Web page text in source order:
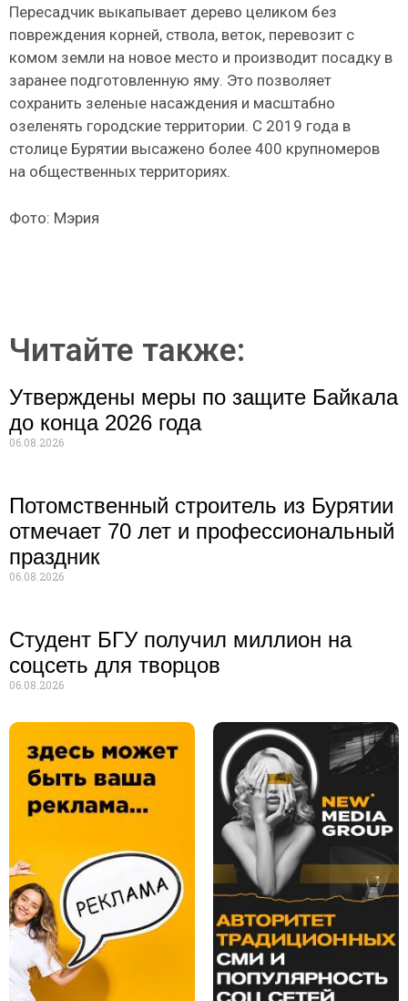
Пересадчик выкапывает дерево целиком без
повреждения корней, ствола, веток, перевозит с
комом земли на новое место и производит посадку в
заранее подготовленную яму. Это позволяет
сохранить зеленые насаждения и масштабно
озеленять городские территории. С 2019 года в
столице Бурятии высажено более 400 крупномеров
на общественных территориях.
Фото: Мэрия
Читайте также:
Утверждены меры по защите Байкала
до конца 2026 года
06.08.2026
Потомственный строитель из Бурятии
отмечает 70 лет и профессиональный
праздник
06.08.2026
Студент БГУ получил миллион на
соцсеть для творцов
06.08.2026